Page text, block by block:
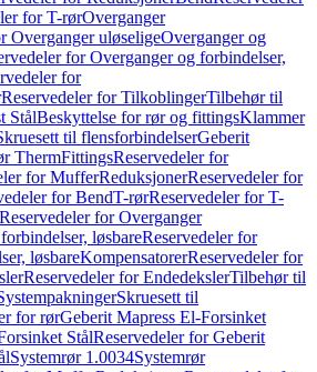
for T-rørOverganger
Overganger uløseligeOverganger og
for Overganger og forbindelser,
for
Reservedeler for TilkoblingerTilbehør til
StålBeskyttelse for rør og fittingsKlammer
til flensforbindelserGeberit
ThermFittingsReservedeler for
for MufferReduksjonerReservedeler for
for BendT-rørReservedeler for T-
Reservedeler for Overganger
løsbareReservedeler for
løsbareKompensatorerReservedeler for
Reservedeler for EndedekslerTilbehør til
Skruesett til
for rørGeberit Mapress El-Forsinket
StålReservedeler for Geberit
Systemrør 1.0034Systemrør